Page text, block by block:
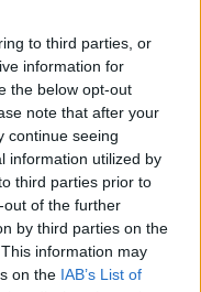
to third parties, or
information for
the below opt-out
note that after your
continue seeing
information utilized by
third parties prior to
of the further
by third parties on the
information may
on the IAB’s List of
Odoberať